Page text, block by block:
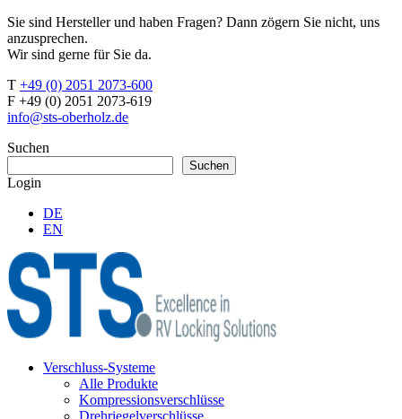
Sie sind Hersteller und haben Fragen? Dann zögern Sie nicht, uns
anzusprechen.
Wir sind gerne für Sie da.
T +49 (0) 2051 2073-600
F +49 (0) 2051 2073-619
info@sts-oberholz.de
Suchen
Suchen
Login
DE
EN
Verschluss-Systeme
Alle Produkte
Kompressionsverschlüsse
Drehriegelverschlüsse